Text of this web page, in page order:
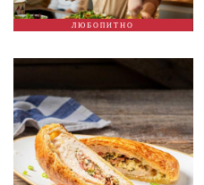
ЛЮБОПИТНО